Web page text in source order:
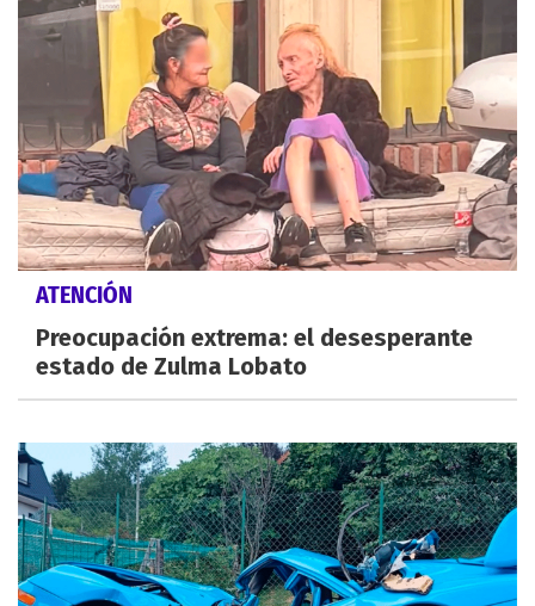
ATENCIÓN
Preocupación extrema: el desesperante
estado de Zulma Lobato